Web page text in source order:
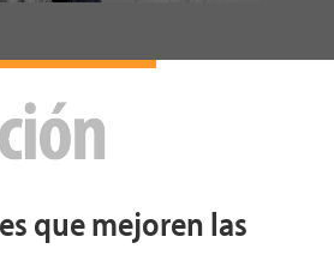
que mejoren las